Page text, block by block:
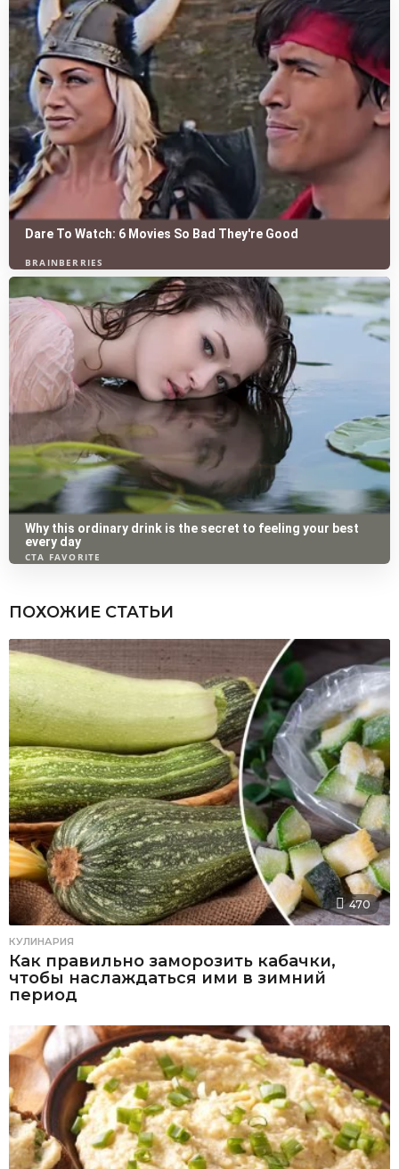
ПОХОЖИЕ СТАТЬИ
470
КУЛИНАРИЯ
Как правильно заморозить кабачки,
чтобы наслаждаться ими в зимний
период